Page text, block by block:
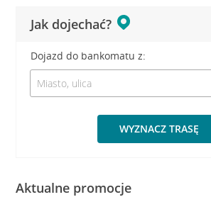
Jak dojechać?
Dojazd do bankomatu z:
WYZNACZ TRASĘ
Aktualne promocje